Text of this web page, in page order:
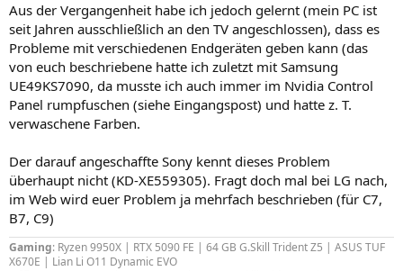
Aus der Vergangenheit habe ich jedoch gelernt (mein PC ist
seit Jahren ausschließlich an den TV angeschlossen), dass es
Probleme mit verschiedenen Endgeräten geben kann (das
von euch beschriebene hatte ich zuletzt mit Samsung
UE49KS7090, da musste ich auch immer im Nvidia Control
Panel rumpfuschen (siehe Eingangspost) und hatte z. T.
verwaschene Farben.
Der darauf angeschaffte Sony kennt dieses Problem
überhaupt nicht (KD-XE559305). Fragt doch mal bei LG nach,
im Web wird euer Problem ja mehrfach beschrieben (für C7,
B7, C9)
Gaming: Ryzen 9950X | RTX 5090 FE | 64 GB G.Skill Trident Z5 | ASUS TUF
X670E | Lian Li O11 Dynamic EVO